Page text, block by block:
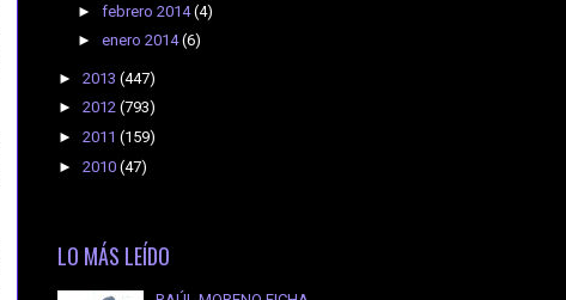
► febrero 2014(4)
► enero 2014(6)
► 2013 (447)
► 2012 (793)
► 2011 (159)
► 2010 (47)
LO MÁS LEÍDO